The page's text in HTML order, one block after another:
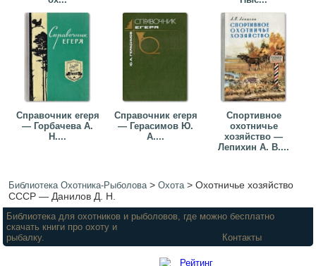
Справочник егеря
— Горбачева А.
Н....
Справочник егеря
— Герасимов Ю.
А....
Спортивное
охотничье
хозяйство —
Лепихин А. В....
Библиотека Охотника-Рыболова>Охота>Охотничье хозяйство
СССР — Данилов Д. Н.
Библиотека для охотников и рыболовов, где можно бесплатно
скачать книги про охоту и
рыбалку.
Контакты